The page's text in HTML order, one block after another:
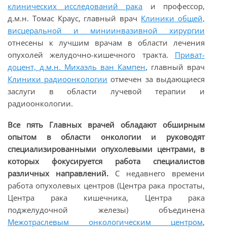
клинических исследований рака и профессор,
д.м.н. Томас Краус, главный врач Клиники общей,
висцеральной и миниинвазивной хирургии
отнесены к лучшим врачам в области лечения
опухолей желудочно-кишечного тракта. Приват-
доцент, д.м.н. Михаэль ван Кампен, главный врач
Клиники радиоонкологии отмечен за выдающиеся
заслуги в области лучевой терапии и
радиоонкологии.
Все пять Главных врачей обладают обширным
опытом в области онкологии и руководят
специализированными опухолевыми центрами, в
которых фокусируется работа специалистов
различных направлений.С недавнего времени
работа опухолевых центров (Центра рака простаты,
Центра рака кишечника, Центра рака
поджелудочной железы) объединена
Межотраслевым онкологическим центром,